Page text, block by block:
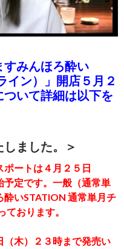
すみんほろ酔い
イン）」開店５月２
いて詳細は以下を
ました。＞
ートは４月２５日
予定です。一般（通常単
酔いSTATION 通常単月チ
おります。
木）２３時まで発売い